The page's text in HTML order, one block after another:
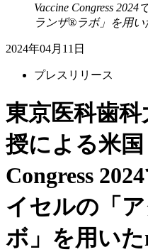
Vaccine Congress
ランザ®ラボ」を用い
2024年04月11日
プレスリリース
東京医科歯
授による米国
Congress
イセルの「
ボ」を用い